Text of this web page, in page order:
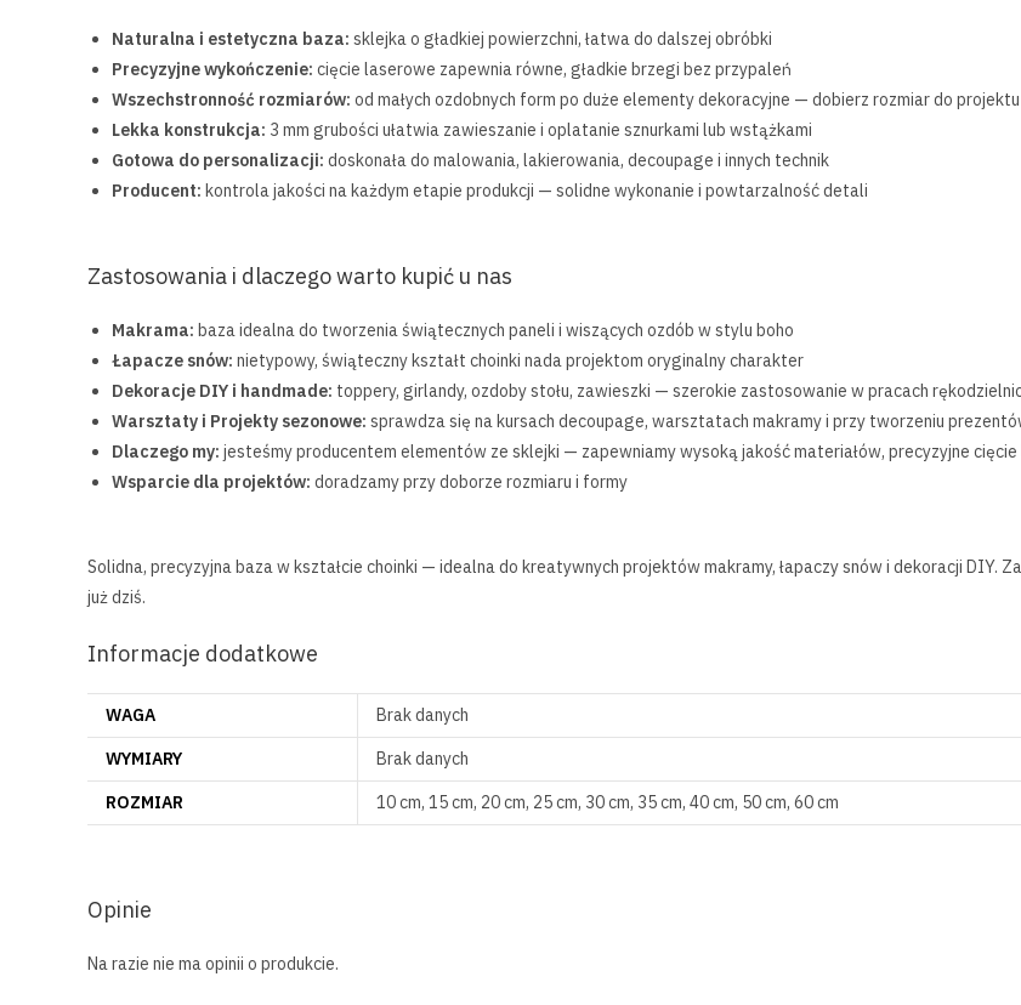
Naturalna i estetyczna baza: sklejka o gładkiej powierzchni, łatwa do dalszej obróbki
Precyzyjne wykończenie: cięcie laserowe zapewnia równe, gładkie brzegi bez przypaleń
Wszechstronność rozmiarów: od małych ozdobnych form po duże elementy dekoracyjne — dobierz rozmiar do projektu
Lekka konstrukcja: 3 mm grubości ułatwia zawieszanie i oplatanie sznurkami lub wstążkami
Gotowa do personalizacji: doskonała do malowania, lakierowania, decoupage i innych technik
Producent: kontrola jakości na każdym etapie produkcji — solidne wykonanie i powtarzalność detali
Zastosowania i dlaczego warto kupić u nas
Makrama: baza idealna do tworzenia świątecznych paneli i wiszących ozdób w stylu boho
Łapacze snów: nietypowy, świąteczny kształt choinki nada projektom oryginalny charakter
Dekoracje DIY i handmade: toppery, girlandy, ozdoby stołu, zawieszki — szerokie zastosowanie w pracach
Warsztaty i Projekty sezonowe: sprawdza się na kursach decoupage, warsztatach makramy i przy tworzeniu
Dlaczego my: jesteśmy producentem elementów ze sklejki — zapewniamy wysoką jakość materiałów, precyzyjne
Wsparcie dla projektów: doradzamy przy doborze rozmiaru i formy
Solidna, precyzyjna baza w kształcie choinki — idealna do kreatywnych projektów makramy, łapaczy snów i dekoracji DIY.
już dziś.
Informacje dodatkowe
WAGA
Brak danych
WYMIARY
Brak danych
ROZMIAR
10 cm, 15 cm, 20 cm, 25 cm, 30 cm, 35 cm, 40 cm, 50 cm, 60 cm
Opinie
Na razie nie ma opinii o produkcie.